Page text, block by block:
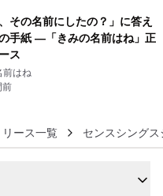
、その名前にしたの？」に答え
手紙 ―「きみの名前はね」正
ス
前はね
前
ース一覧 センスシング